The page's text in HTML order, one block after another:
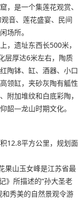
，是一个集莲花观赏、
音、莲花盛宴、民间
场所。
，遗址东西长500米，
层厚达6米左右，陶质
陶钵、缸、酒器、小口
领缸，夹砂灰陶有觚性
附加堆纹和白底彩陶，
韶—龙山时期文化。
12.8平方公里，规划面
果山玉女峰是江苏省最
》所描述的“孙大圣老
秀美的自然景观令游